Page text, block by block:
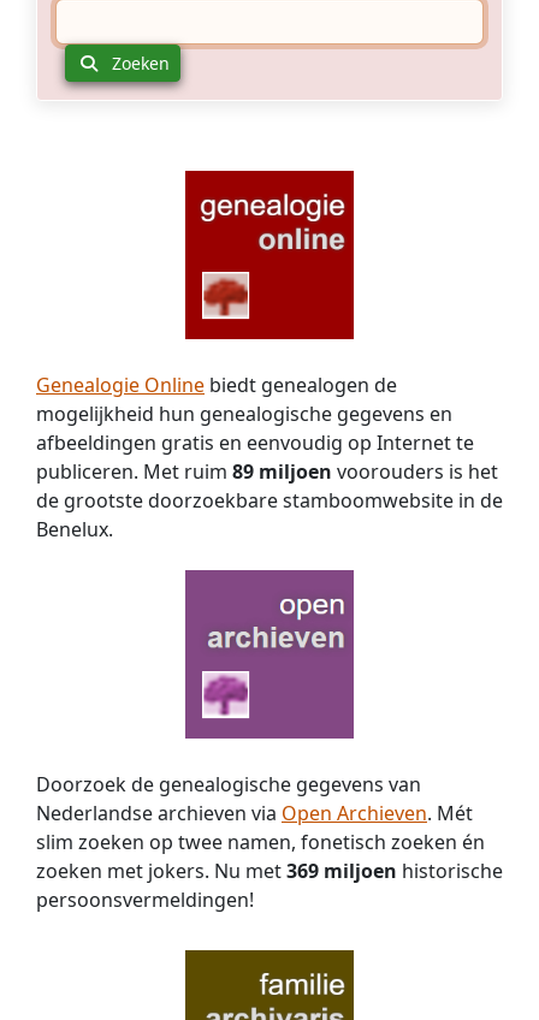
Zoeken
Genealogie Online biedt genealogen de
mogelijkheid hun genealogische gegevens en
afbeeldingen gratis en eenvoudig op Internet te
publiceren. Met ruim 89 miljoen voorouders is het
de grootste doorzoekbare stamboomwebsite in de
Benelux.
Doorzoek de genealogische gegevens van
Nederlandse archieven via Open Archieven. Mét
slim zoeken op twee namen, fonetisch zoeken én
zoeken met jokers. Nu met369 miljoen historische
persoons­vermeldingen!